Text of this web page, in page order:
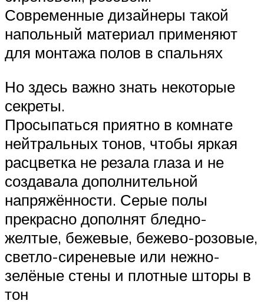
Современные дизайнеры такой
напольный материал применяют
для монтажа полов в спальнях
Но здесь важно знать некоторые
секреты.
Просыпаться приятно в комнате
нейтральных тонов, чтобы яркая
расцветка не резала глаза и не
создавала дополнительной
напряжённости. Серые полы
прекрасно дополнят бледно-
желтые, бежевые, бежево-розовые,
светло-сиреневые или нежно-
зелёные стены и плотные шторы в
тон